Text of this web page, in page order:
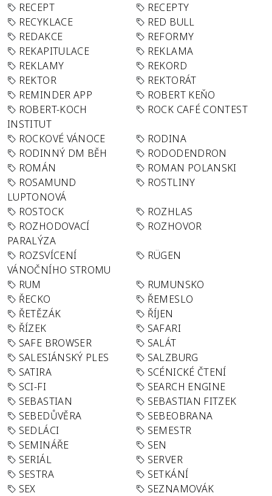
RECEPT
RECEPTY
RECYKLACE
RED BULL
REDAKCE
REFORMY
REKAPITULACE
REKLAMA
REKLAMY
REKORD
REKTOR
REKTORÁT
REMINDER APP
ROBERT KEŇO
ROBERT-KOCH
INSTITUT
ROCK CAFÉ CONTEST
ROCKOVÉ VÁNOCE
RODINA
RODINNÝ DM BĚH
RODODENDRON
ROMÁN
ROMAN POLANSKI
ROSAMUND
LUPTONOVÁ
ROSTLINY
ROSTOCK
ROZHLAS
ROZHODOVACÍ
PARALÝZA
ROZHOVOR
ROZSVÍCENÍ
VÁNOČNÍHO STROMU
RÜGEN
RUM
RUMUNSKO
ŘECKO
ŘEMESLO
ŘETĚZÁK
ŘÍJEN
ŘÍZEK
SAFARI
SAFE BROWSER
SALÁT
SALESIÁNSKÝ PLES
SALZBURG
SATIRA
SCÉNICKÉ ČTENÍ
SCI-FI
SEARCH ENGINE
SEBASTIAN
SEBASTIAN FITZEK
SEBEDŮVĚRA
SEBEOBRANA
SEDLÁCI
SEMESTR
SEMINÁŘE
SEN
SERIÁL
SERVER
SESTRA
SETKÁNÍ
SEX
SEZNAMOVÁK